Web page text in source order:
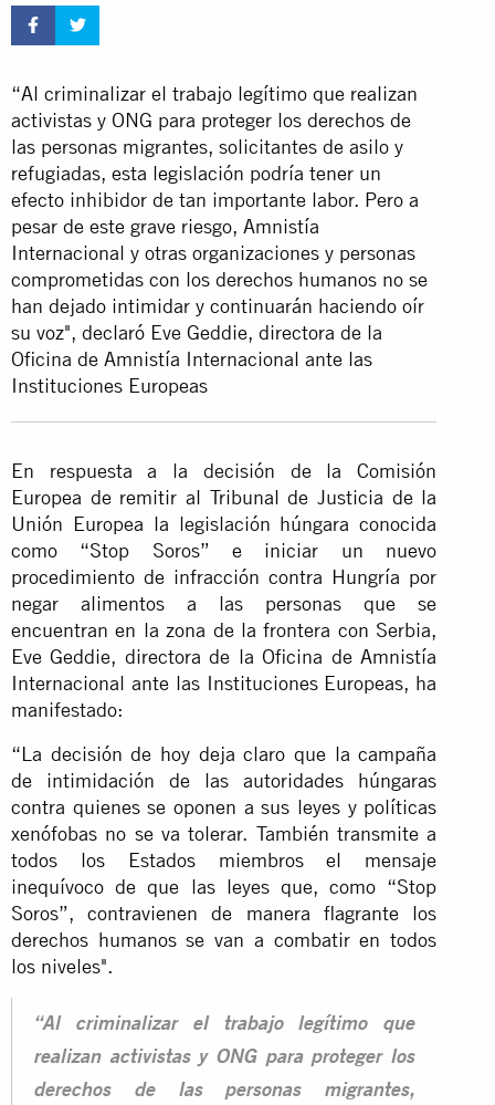
“Al criminalizar el trabajo legítimo que realizan
activistas y ONG para proteger los derechos de
las personas migrantes, solicitantes de asilo y
refugiadas, esta legislación podría tener un
efecto inhibidor de tan importante labor. Pero a
pesar de este grave riesgo, Amnistía
Internacional y otras organizaciones y personas
comprometidas con los derechos humanos no se
han dejado intimidar y continuarán haciendo oír
su voz", declaró Eve Geddie, directora de la
Oficina de Amnistía Internacional ante las
Instituciones Europeas
En respuesta a la decisión de la Comisión
Europea de remitir al Tribunal de Justicia de la
Unión Europea la legislación húngara conocida
como “Stop Soros” e iniciar un nuevo
procedimiento de infracción contra Hungría por
negar alimentos a las personas que se
encuentran en la zona de la frontera con Serbia,
Eve Geddie, directora de la Oficina de Amnistía
Internacional ante las Instituciones Europeas, ha
manifestado:
“La decisión de hoy deja claro que la campaña
de intimidación de las autoridades húngaras
contra quienes se oponen a sus leyes y políticas
xenófobas no se va tolerar. También transmite a
todos los Estados miembros el mensaje
inequívoco de que las leyes que, como “Stop
Soros”, contravienen de manera flagrante los
derechos humanos se van a combatir en todos
los niveles".
“Al criminalizar el trabajo legítimo que
realizan activistas y ONG para proteger los
derechos de las personas migrantes,